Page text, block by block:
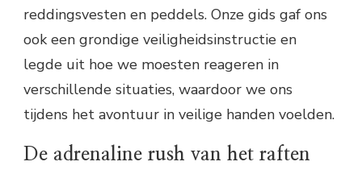
reddingsvesten en peddels. Onze gids gaf ons
ook een grondige veiligheidsinstructie en
legde uit hoe we moesten reageren in
verschillende situaties, waardoor we ons
tijdens het avontuur in veilige handen voelden.
De adrenaline rush van het raften